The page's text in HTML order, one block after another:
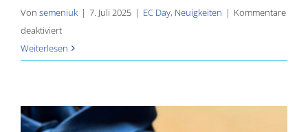
Von semeniuk | 7. Juli 2025 | EC Day, Neuigkeiten | Kommentare
deaktiviertfür
INTERREG
RADTOUR
Weiterlesen